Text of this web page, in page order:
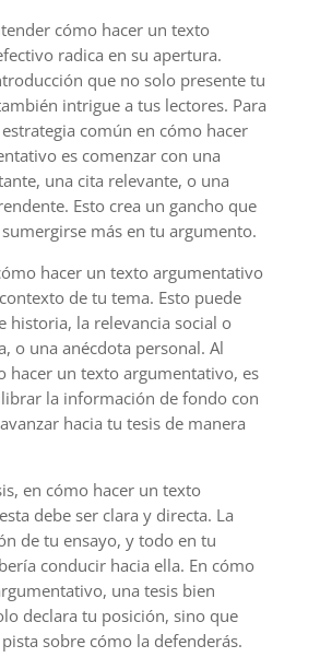
cómo hacer un texto
radica en su apertura.
que no solo presente tu
intrigue a tus lectores. Para
común en cómo hacer
es comenzar con una
una cita relevante, o una
Esto crea un gancho que
más en tu argumento.
hacer un texto argumentativo
de tu tema. Esto puede
historia, la relevancia social o
o una anécdota personal. Al
hacer un texto argumentativo, es
la información de fondo con
hacia tu tesis de manera
en cómo hacer un texto
debe ser clara y directa. La
de tu ensayo, y todo en tu
conducir hacia ella. En cómo
una tesis bien
declara tu posición, sino que
sobre cómo la defenderás.